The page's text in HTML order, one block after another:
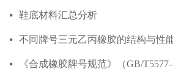
넸 鞋底材料汇总分析
넸 不同牌号三元乙丙橡胶的结构与性
넸